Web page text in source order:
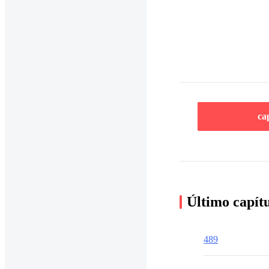
Último
489